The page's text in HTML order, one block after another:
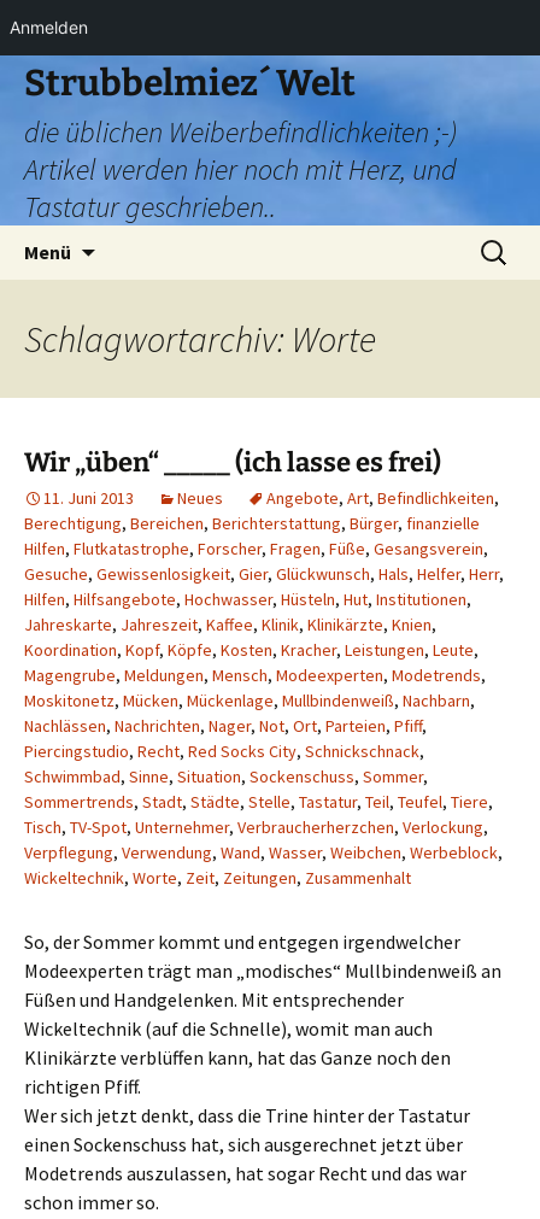
Anmelden
Zum
Inhalt
springen
Strubbelmiez´ Welt
die üblichen Weiberbefindlichkeiten ;-)
Artikel werden hier noch mit Herz, und
Tastatur geschrieben..
Menü
Suchen
nach:
Schlagwortarchiv: Worte
Wir „üben“ _____ (ich lasse es frei)
11. Juni 2013 Neues Angebote, Art, Befindlichkeiten,
Berechtigung, Bereichen, Berichterstattung, Bürger, finanzielle
Hilfen, Flutkatastrophe, Forscher, Fragen, Füße, Gesangsverein,
Gesuche, Gewissenlosigkeit, Gier, Glückwunsch, Hals, Helfer, Herr,
Hilfen, Hilfsangebote, Hochwasser, Hüsteln, Hut, Institutionen,
Jahreskarte, Jahreszeit, Kaffee, Klinik, Klinikärzte, Knien,
Koordination, Kopf, Köpfe, Kosten, Kracher, Leistungen, Leute,
Magengrube, Meldungen, Mensch, Modeexperten, Modetrends,
Moskitonetz, Mücken, Mückenlage, Mullbindenweiß, Nachbarn,
Nachlässen, Nachrichten, Nager, Not, Ort, Parteien, Pfiff,
Piercingstudio, Recht, Red Socks City, Schnickschnack,
Schwimmbad, Sinne, Situation, Sockenschuss, Sommer,
Sommertrends, Stadt, Städte, Stelle, Tastatur, Teil, Teufel, Tiere,
Tisch, TV-Spot, Unternehmer, Verbraucherherzchen, Verlockung,
Verpflegung, Verwendung, Wand, Wasser, Weibchen, Werbeblock,
Wickeltechnik, Worte, Zeit, Zeitungen, Zusammenhalt
So, der Sommer kommt und entgegen irgendwelcher
Modeexperten trägt man „modisches“ Mullbindenweiß an
Füßen und Handgelenken. Mit entsprechender
Wickeltechnik (auf die Schnelle), womit man auch
Klinikärzte verblüffen kann, hat das Ganze noch den
richtigen Pfiff.
Wer sich jetzt denkt, dass die Trine hinter der Tastatur
einen Sockenschuss hat, sich ausgerechnet jetzt über
Modetrends auszulassen, hat sogar Recht und das war
schon immer so.